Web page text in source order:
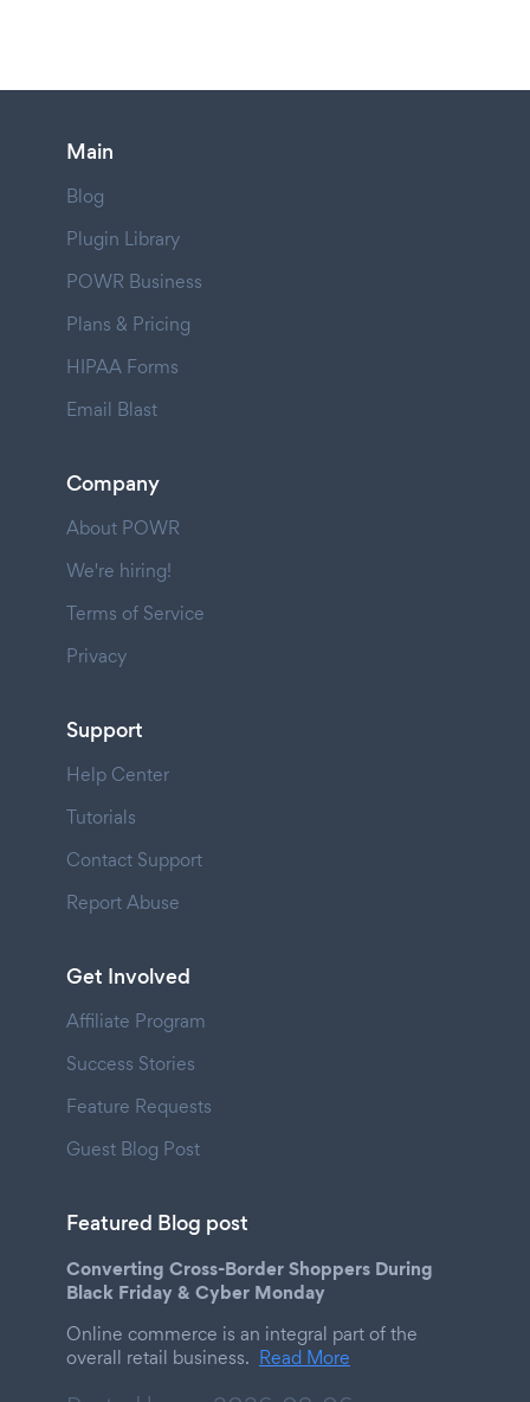
Main
Blog
Plugin Library
POWR Business
Plans & Pricing
HIPAA Forms
Email Blast
Company
About POWR
We're hiring!
Terms of Service
Privacy
Support
Help Center
Tutorials
Contact Support
Report Abuse
Get Involved
Affiliate Program
Success Stories
Feature Requests
Guest Blog Post
Featured Blog post
Converting Cross-Border Shoppers During
Black Friday & Cyber Monday
Online commerce is an integral part of the
overall retail business. Read More